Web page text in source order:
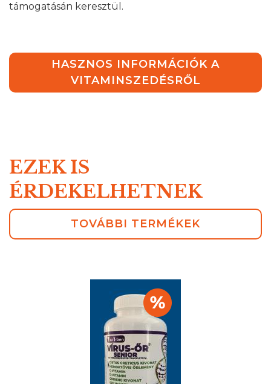
támogatásán keresztül.
HASZNOS INFORMÁCIÓK A
VITAMINSZEDÉSRŐL
EZEK IS
ÉRDEKELHETNEK
TOVÁBBI TERMÉKEK